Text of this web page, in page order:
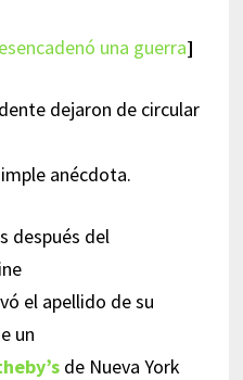
una guerra]
dejaron de circular
anécdota.
después del
el apellido de su
un
de Nueva York